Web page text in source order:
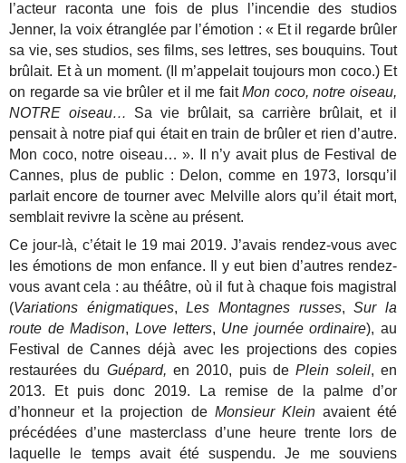
l’acteur raconta une fois de plus l’incendie des studios
Jenner, la voix étranglée par l’émotion : « Et il regarde brûler
sa vie, ses studios, ses films, ses lettres, ses bouquins. Tout
brûlait. Et à un moment. (Il m’appelait toujours mon coco.) Et
on regarde sa vie brûler et il me faitMon coco, notre oiseau,
NOTRE oiseau…
Sa vie brûlait, sa carrière brûlait, et il
pensait à notre piaf qui était en train de brûler et rien d’autre.
Mon coco, notre oiseau… ». Il n’y avait plus de Festival de
Cannes, plus de public : Delon, comme en 1973, lorsqu’il
parlait encore de tourner avec Melville alors qu’il était mort,
semblait revivre la scène au présent.
Ce jour-là, c’était le 19 mai 2019. J’avais rendez-vous avec
les émotions de mon enfance. Il y eut bien d’autres rendez-
vous avant cela : au théâtre, où il fut à chaque fois magistral
(Variations énigmatiques,Les Montagnes russes,Sur la
route de Madison, Love letters, Une journée ordinaire), au
Festival de Cannes déjà avec les projections des copies
restaurées du Guépard, en 2010, puis dePlein soleil, en
2013. Et puis donc 2019. La remise de la palme d’or
d’honneur et la projection de Monsieur Kleinavaient été
précédées d’une masterclass d’une heure trente lors de
laquelle le temps avait été suspendu. Je me souviens